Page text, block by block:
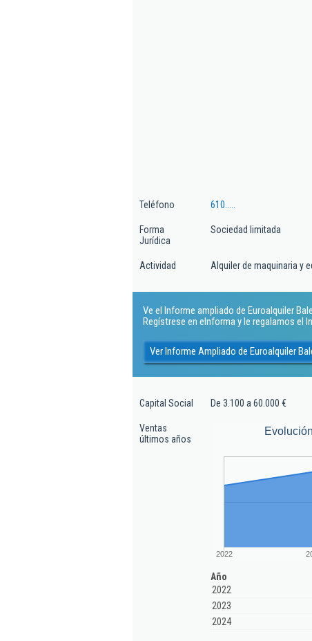
Teléfono 610.....
Forma
Jurídica
Sociedad limitada
Actividad Alquiler de maquinaria y
Ve el Informe ampliado de Euroalquiler
Regístrese en eInforma y le regalamos el
Ver Informe Ampliado de Euroalquiler
Capital Social De 3.100 a 60.000 €
Ventas
últimos años
2022
Año
2022
2023
2024